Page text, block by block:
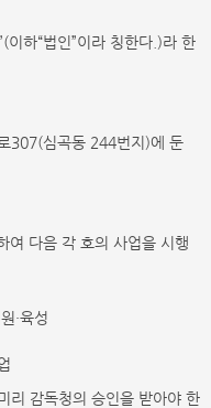
이하“법인”이라 칭한다.)라 한
307(심곡동 244번지)에 둔
다음 각 호의 사업을 시행
·육성
리 감독청의 승인을 받아야 한